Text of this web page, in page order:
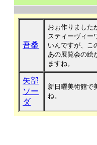
吾桑
おぉ作りました
スティーヴィー
いんですが、こ
あの展覧会の絵
ますね。
矢部
ソー
ダ
新日曜美術館で
ね。